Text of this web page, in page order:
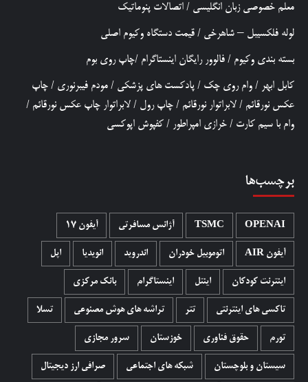
معلم خصوصی زبان انگلیسی / اتصالات پنوماتیک
لوله فلکسیبل – شاهرخی / قیمت دستگاه وکیوم اصلی
بسته بندی وکیوم / فالوور رایگان اینستاگرام /چاپ روی بوم
کابل ابهر / وام روی چک / پادکست های پزشکی / مودم فیبرنوری / چاپ
عکس نورقائم / لابراتوار نورقائم / چاپ رول / لابراتوار چاپ عکس نورقائم /
وام با سیم کارت / خرازی امپراطور / کفپوش اپوکسی
برچسب‌ها
OPENAI
TSMC آژانس مسافرتی آیفون 17
آیفون AIR اتوموبیل خودران اندروید انویدیا اپل
اینترنت کودکان اینتل اینستاگرام بانک مرکزی
تاکسی های اینترنتی تتر تراشه های هوش مصنوعی تسلا
تورم حقوق فناوری خوزستان سرور مجازی
سیستان و بلوچستان شبکه های اجتماعی صرافی ارز دیجیتال